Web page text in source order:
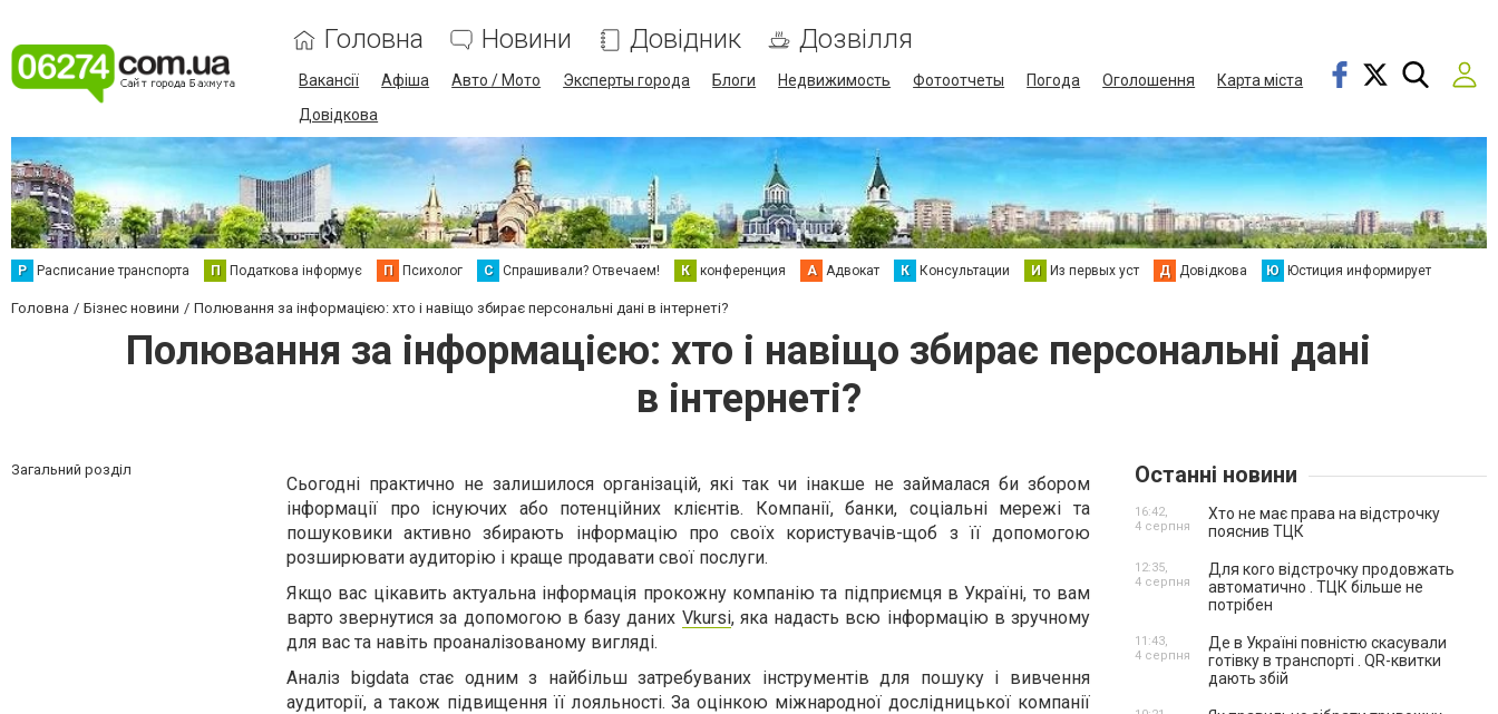
Головна Новини Довідник Дозвілля
Вакансії Афіша Авто / Мото Эксперты города Блоги Недвижимость Фотоотчеты Погода Оголошення
Карта міста
Довідкова
Р Расписание транспорта П Податкова інформує П Психолог С Спрашивали? Отвечаем! К конференция А Адвокат К Консультации И Из первых уст Д Довідкова Ю Юстиция информирует
Головна Бізнес новини Полювання за інформацією: хто і навіщо збирає персональні дані в інтернеті?
Полювання за інформацією: хто і навіщо збирає персональні дані
в інтернеті?
Загальний розділ
Сьогодні практично не залишилося організацій, які так чи інакше не займалася би збором
інформації про існуючих або потенційних клієнтів. Компанії, банки, соціальні мережі та
пошуковики активно збирають інформацію про своїх користувачів-щоб з її допомогою
розширювати аудиторію і краще продавати свої послуги.
Якщо вас цікавить актуальна інформація прокожну компанію та підприємця в Україні, то вам
варто звернутися за допомогою в базу даних Vkursi, яка надасть всю інформацію в зручному
для вас та навіть проаналізованому вигляді.
Аналіз bigdata стає одним з найбільш затребуваних інструментів для пошуку і вивчення
аудиторії, а також підвищення її лояльності. За оцінкою міжнародної дослідницької компанії
Останні новини
Хто не має права на відстрочку
пояснив ТЦК
16:42,
4 серпня
Для кого відстрочку продовжать
автоматично . ТЦК більше не
потрібен
12:35,
4 серпня
Де в Україні повністю скасували
готівку в транспорті . QR-квитки
дають збій
11:43,
4 серпня